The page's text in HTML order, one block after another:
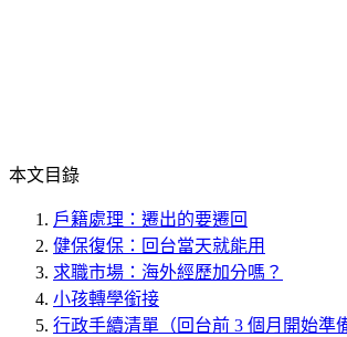
本文目錄
戶籍處理：遷出的要遷回
健保復保：回台當天就能用
求職市場：海外經歷加分嗎？
小孩轉學銜接
行政手續清單（回台前 3 個月開始準